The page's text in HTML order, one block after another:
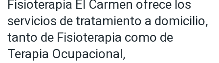
Fisioterapia El Carmen ofrece los
servicios de tratamiento a domicilio,
tanto de Fisioterapia como de
Terapia Ocupacional,